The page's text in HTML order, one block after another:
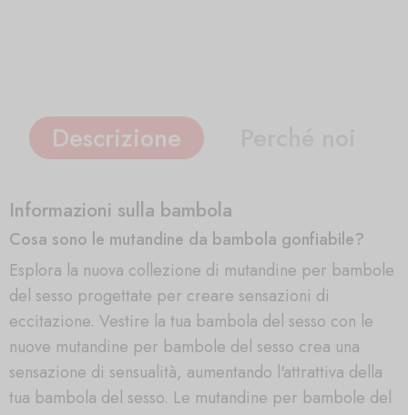
Descrizione
Informazioni sulla bambola
Cosa sono le mutandine da bambola gonfiabile?
Esplora la nuova collezione di mutandine per bambole
del sesso progettate per creare sensazioni di
eccitazione. Vestire la tua bambola del sesso con le
nuove mutandine per bambole del sesso crea una
sensazione di sensualità, aumentando l'attrattiva della
tua bambola del sesso. Le mutandine per bambole del